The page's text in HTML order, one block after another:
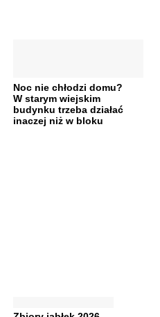
Noc nie chłodzi domu?
W starym wiejskim
budynku trzeba działać
inaczej niż w bloku